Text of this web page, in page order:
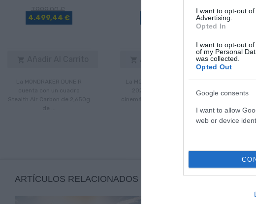
I want to opt-out
Advertising.
Opted In
I want to opt-out
of my Personal
was collected.
Opted Out
Google consents
I want to allow
web or device
7.999,00 €
4.499,44 €
Añadir Al Carrito
La MONDRAKER CRAFTY R

ARTÍCULOS RELACIONADOS